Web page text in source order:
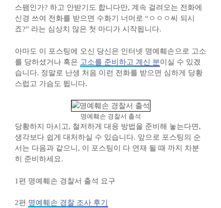
스팸인가? 하고 안받기도 합니다만, 계속 걸려오는 전화에
신경 쓰여 전화를 받으면 수화기 너머로 “ㅇㅇㅇ씨 되시
죠?” 라는 심상치 않은 첫 마디가 시작됩니다.
아마도 이 포스팅에 오신 당신은 인터넷 명예훼손으로 고소
를 당하셨거나 혹은 고소를 준비하고 계신 분이실 수 있겠
습니다. 정말로 난생 처음 이런 전화를 받으면 심하게 당황
스럽고 가슴도 뜁니다.
명예훼손 경찰서 출석
당황하지 마시고, 철저하게 대응 방법을 준비해 놓는다면,
생각보다 쉽게 대처하실 수 있습니다. 앞으로 포스팅의 순
서는 다음과 같으니, 이 포스팅이 다 연재 될 때 까지 차분
히 준비하세요.
1편 명예훼손 경찰서 출석 요구
2편 명예훼손 경찰 조사 후기